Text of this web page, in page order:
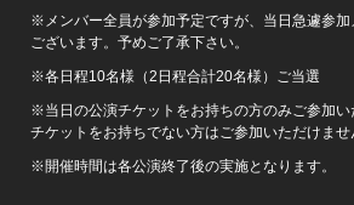
※メンバー全員が参加予定ですが、当日急遽参
ございます。予めご了承下さい。
※各日程10名様（2日程合計20名様）ご当選
※当日の公演チケットをお持ちの方のみご参加
チケットをお持ちでない方はご参加いただけませ
※開催時間は各公演終了後の実施となります。